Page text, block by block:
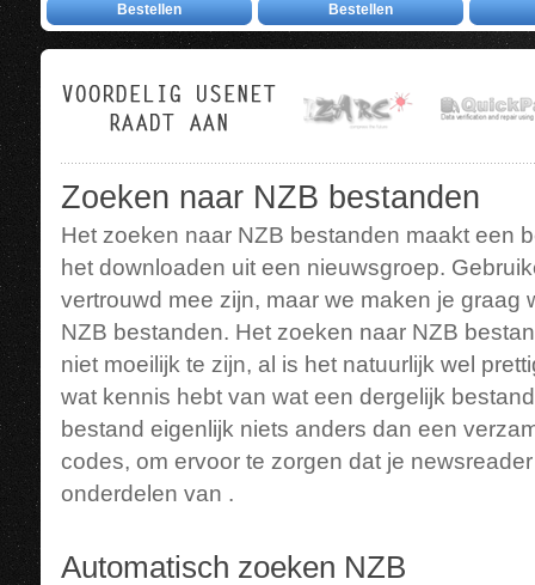
Bestellen Bestellen
Zoeken naar NZB bestanden
Het zoeken naar NZB bestanden maakt een
het downloaden uit een nieuwsgroep.
vertrouwd mee zijn, maar we maken je graag
NZB bestanden. Het zoeken naar NZB
niet moeilijk te zijn, al is het natuurlijk wel
wat kennis hebt van wat een dergelijk
bestand eigenlijk niets anders dan een
codes, om ervoor te zorgen dat je
onderdelen van .
Automatisch zoeken NZB